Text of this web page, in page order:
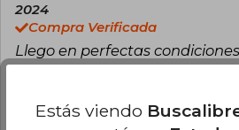
2024
Compra Verificada
Llego en perfectas
edición muy buena, me
Esta opinión es útil 0
Estás viendo